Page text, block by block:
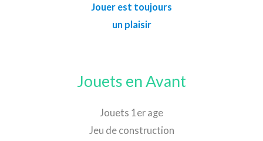
Jouer est toujours
un plaisir
Jouets en Avant
Jouets 1er age
Jeu de construction